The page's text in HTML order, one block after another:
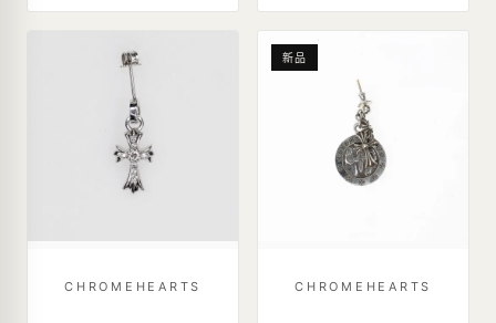
CHROMEHEARTS
新品
CHROMEHEARTS